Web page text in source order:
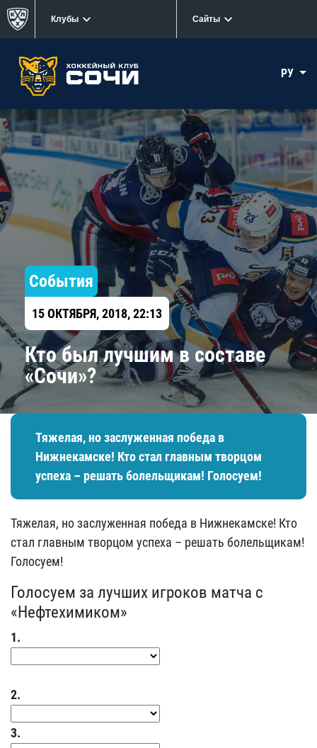
Клубы Сайты
РУ
События
15 ОКТЯБРЯ, 2018, 22:13
Кто был лучшим в составе
«Сочи»?
Тяжелая, но заслуженная победа в
Нижнекамске! Кто стал главным творцом
успеха – решать болельщикам! Голосуем!
Тяжелая, но заслуженная победа в Нижнекамске! Кто
стал главным творцом успеха – решать болельщикам!
Голосуем!
Голосуем за лучших игроков матча с
«Нефтехимиком»
1.
2.
3.